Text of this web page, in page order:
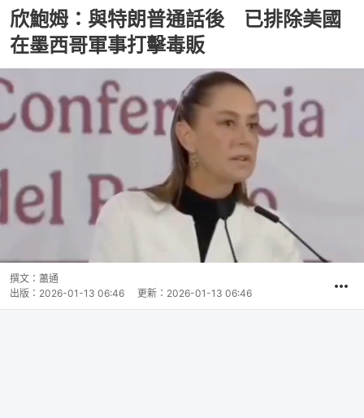
欣鮑姆：與特朗普通話後 已排除美國
在墨西哥軍事打擊毒販
撰文： 蕭通
出版： 2026-01-13 06:46 更新： 2026-01-13 06:46